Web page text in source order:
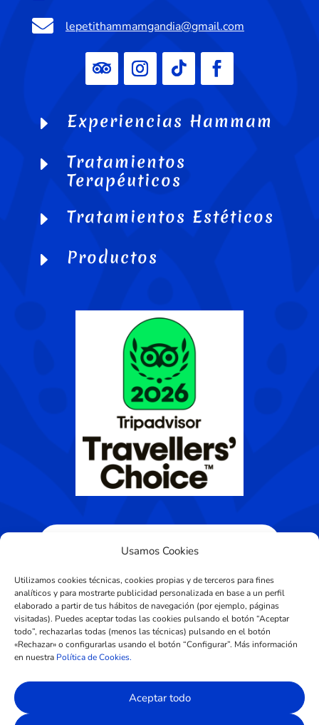
Usamos Cookies
Utilizamos cookies técnicas, cookies propias y de terceros para fines
analíticos y para mostrarte publicidad personalizada en base a un perfil
elaborado a partir de tus hábitos de navegación (por ejemplo, páginas
visitadas). Puedes aceptar todas las cookies pulsando el botón “Aceptar
todo”, rechazarlas todas (menos las técnicas) pulsando en el botón
«Rechazar» o configurarlas usando el botón “Configurar”. Más información
en nuestra Política de Cookies.
Aceptar todo
 lepetithammamgandia@gmail.com
E
Experiencias Hammam
E
Tratamientos
Terapéuticos
E
Tratamientos Estéticos
E
Productos
Diseñado porCROS Solutions
|Política de Privacidad